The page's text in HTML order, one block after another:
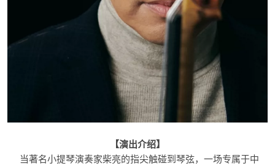
【演出介绍】
当著名小提琴演奏家柴亮的指尖触碰到琴弦，一场专属于中